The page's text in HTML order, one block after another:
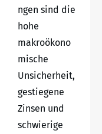
ngen sind die
hohe
makroökono
mische
Unsicherheit,
gestiegene
Zinsen und
schwierige